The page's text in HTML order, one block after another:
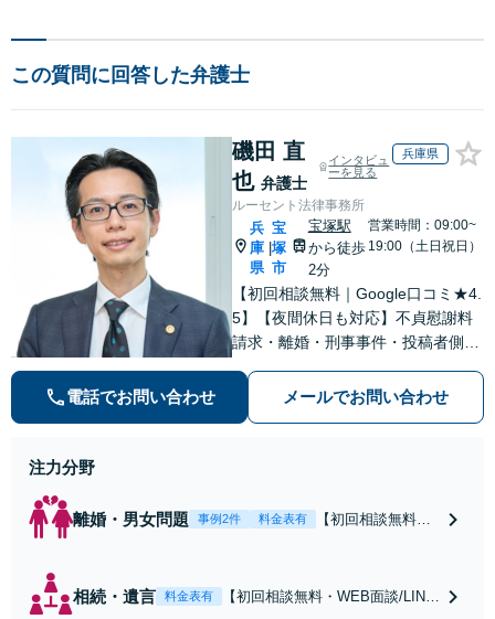
この質問に回答した弁護士
磯田 直
也 弁護士
インタビュ
ーを見る
兵庫県
ルーセント法律事務所
兵
庫
県
宝
塚
市
宝塚駅
から徒歩
2分
営業時間：09:00~
19:00（土日祝日）
【初回相談無料｜Google口コミ★4.
5】【夜間休日も対応】不貞慰謝料
請求・離婚・刑事事件・投稿者側発
数。オーダーメイドのサービスで問
題解決や事業の推進を強力にサポー
電話でお問い合わせ メールでお問い合わせ
注力分野
離婚・男女問題 事例2件 料金表有
【初回相談無料・
倫の早期解決】
相続・遺言 料金表有
【初回相談無料・WEB面談/LINE